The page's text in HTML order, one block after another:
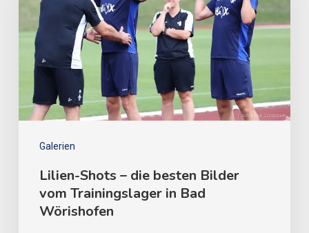
Galerien
Lilien-Shots – die besten Bilder
vom Trainingslager in Bad
Wörishofen